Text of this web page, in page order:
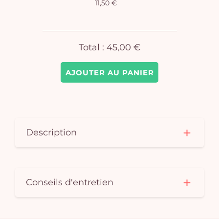
AJOUTER AU PANIER
11,50 €
Total : 45,00 €
Description
Conseils d'entretien